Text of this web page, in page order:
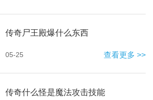
传奇尸王殿爆什么东西
05-25 查看更多 >>
传奇什么怪是魔法攻击技能